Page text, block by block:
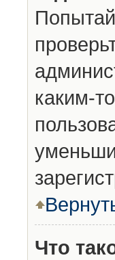
каким-
Что